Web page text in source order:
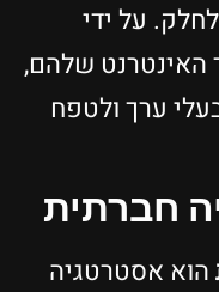
על ידי
האינטרנט שלהם,
ערך ולטפח
חברתית
הוא אסטרטגיה